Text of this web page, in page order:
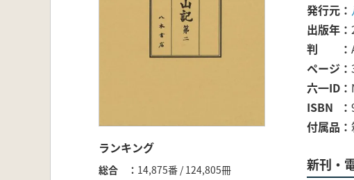
ランキング
総合
14,875番 / 124,805冊
発行元
出版年
判
ページ
六一ID
ISBN
付属品
新刊・